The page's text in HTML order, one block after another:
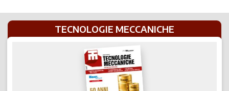
TECNOLOGIE MECCANICHE